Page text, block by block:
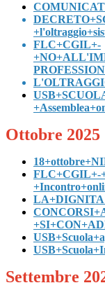
FLC+CGIL+-
Ottobre 2025
FLC+CGIL+-
Settembre